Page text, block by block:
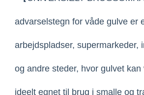
advarselstegn for våde gulve er
arbejdspladser, supermarkeder,
og andre steder, hvor gulvet
ideelt egnet til brug i smalle og